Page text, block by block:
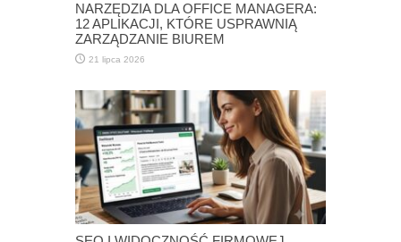
NARZĘDZIA DLA OFFICE MANAGERA:
12 APLIKACJI, KTÓRE USPRAWNIĄ
ZARZĄDZANIE BIUREM
21 lipca 2026